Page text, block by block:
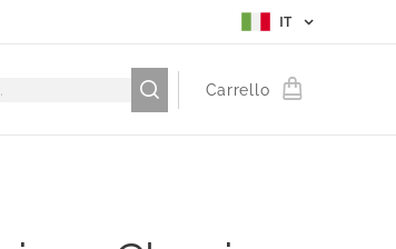
IT
Carrello